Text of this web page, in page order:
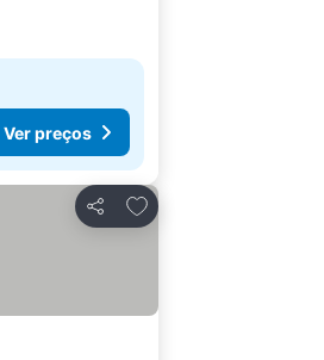
Ver preços
Partilhar
Adicionar aos favoritos